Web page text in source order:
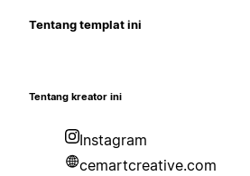
Tentang templat ini
Tentang kreator ini
Instagram
cemartcreative.com